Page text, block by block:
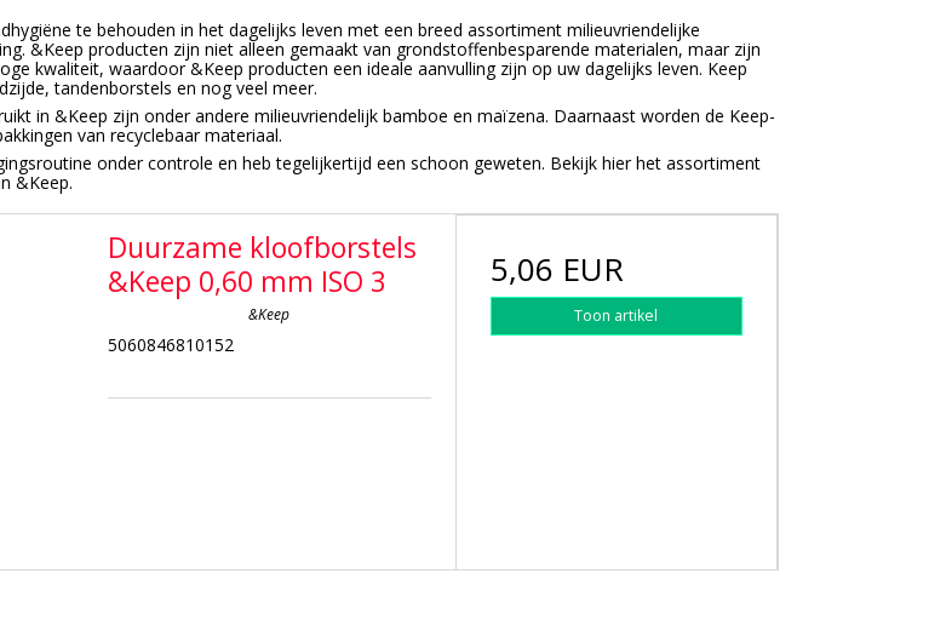
te behouden in het dagelijks leven met een breed assortiment milieuvriendelijke
&Keep producten zijn niet alleen gemaakt van grondstoffenbesparende materialen, maar zijn
kwaliteit, waardoor &Keep producten een ideale aanvulling zijn op uw dagelijks leven. Keep
tandenborstels en nog veel meer.
in &Keep zijn onder andere milieuvriendelijk bamboe en maïzena. Daarnaast worden de Keep-
van recyclebaar materiaal.
onder controle en heb tegelijkertijd een schoon geweten. Bekijk hier het assortiment
&Keep.
Duurzame kloofborstels
&Keep 0,60 mm ISO 3
&Keep
5060846810152
5,06 EUR
Toon artikel